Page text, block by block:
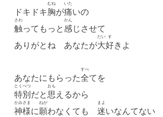
ドキドキ胸
むね
が痛
いた
いの
触
さわ
ってもっと 感
かん
じさせて
ありがとね あなたが大
だい
好
す
きよ
あなたにもらった全
すべ
てを
特別
とくべつ
だと思
おも
えるから
神様
かみさま
に願
ねが
わなくても 迷
まよ
いなんてない